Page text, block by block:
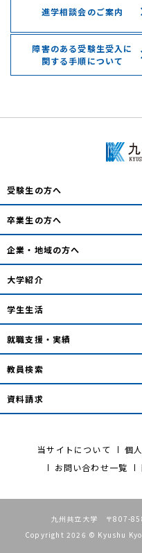
進学相談会のご案内
障害のある受験生受入に
関する手順について
受験生の方へ
卒業生の方へ
企業・地域の方へ
大学紹介
学生生活
就職支援・実績
教員検索
資料請求
当サイトについて 個
お問い合わせ一覧
九州共立大学 〒807-
Copyright 2026 © Kyushu